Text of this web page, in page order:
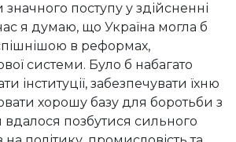
поступу у здійсненні
я думаю, що Україна могла б
в реформах,
системи. Було б набагато
інституції, забезпечувати їхню
хорошу базу для боротьби з
позбутися сильного